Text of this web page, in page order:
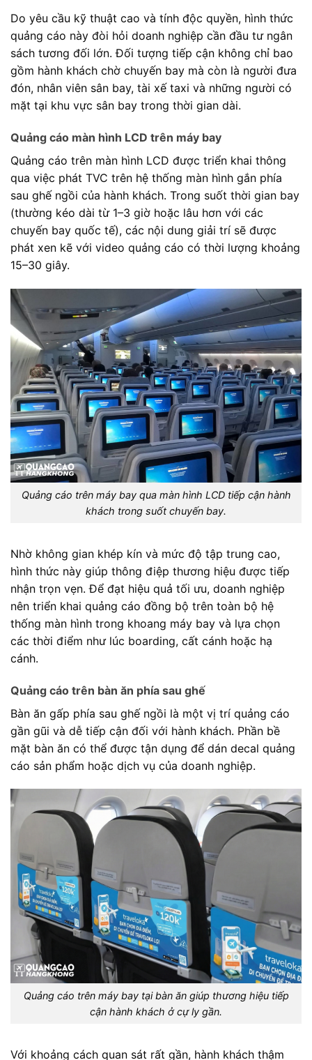
Do yêu cầu kỹ thuật cao và tính độc quyền, hình thức
quảng cáo này đòi hỏi doanh nghiệp cần đầu tư ngân
sách tương đối lớn. Đối tượng tiếp cận không chỉ bao
gồm hành khách chờ chuyến bay mà còn là người đưa
đón, nhân viên sân bay, tài xế taxi và những người có
mặt tại khu vực sân bay trong thời gian dài.
Quảng cáo màn hình LCD trên máy bay
Quảng cáo trên màn hình LCD được triển khai thông
qua việc phát TVC trên hệ thống màn hình gắn phía
sau ghế ngồi của hành khách. Trong suốt thời gian bay
(thường kéo dài từ 1–3 giờ hoặc lâu hơn với các
chuyến bay quốc tế), các nội dung giải trí sẽ được
phát xen kẽ với video quảng cáo có thời lượng khoảng
15–30 giây.
Quảng cáo trên máy bay qua màn hình LCD tiếp cận hành
khách trong suốt chuyến bay.
Nhờ không gian khép kín và mức độ tập trung cao,
hình thức này giúp thông điệp thương hiệu được tiếp
nhận trọn vẹn. Để đạt hiệu quả tối ưu, doanh nghiệp
nên triển khai quảng cáo đồng bộ trên toàn bộ hệ
thống màn hình trong khoang máy bay và lựa chọn
các thời điểm như lúc boarding, cất cánh hoặc hạ
cánh.
Quảng cáo trên bàn ăn phía sau ghế
Bàn ăn gấp phía sau ghế ngồi là một vị trí quảng cáo
gần gũi và dễ tiếp cận đối với hành khách. Phần bề
mặt bàn ăn có thể được tận dụng để dán decal quảng
cáo sản phẩm hoặc dịch vụ của doanh nghiệp.
Quảng cáo trên máy bay tại bàn ăn giúp thương hiệu tiếp
cận hành khách ở cự ly gần.
Với khoảng cách quan sát rất gần, hành khách thậm